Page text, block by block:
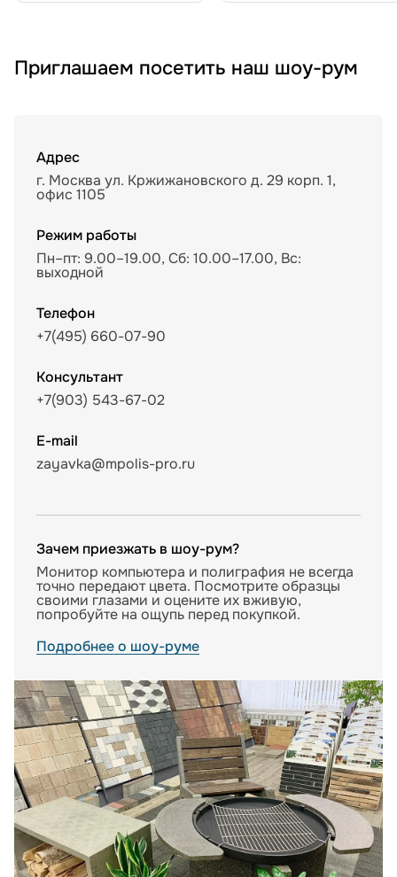
Приглашаем посетить наш шоу-рум
Адрес
г. Москва ул. Кржижановского д. 29 корп. 1,
офис 1105
Режим работы
Пн–пт: 9.00–19.00, Сб: 10.00–17.00, Вс:
выходной
Телефон
+7(495) 660-07-90
Консультант
+7(903) 543-67-02
E-mail
zayavka@mpolis-pro.ru
Зачем приезжать в шоу-рум?
Монитор компьютера и полиграфия не всегда
точно передают цвета. Посмотрите образцы
своими глазами и оцените их вживую,
попробуйте на ощупь перед покупкой.
Подробнее о шоу-руме